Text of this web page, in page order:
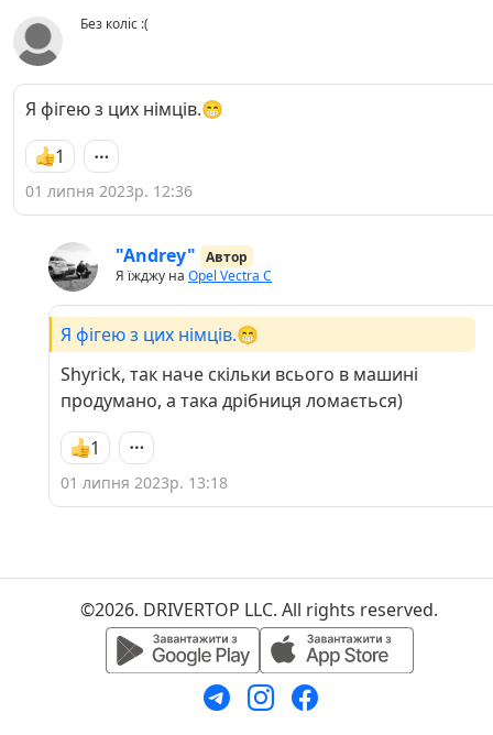
Без коліс :(
Я фігею з цих німців.😁
1
01 липня 2023р. 12:36
"Andrey" Автор
Я їжджу на Opel Vectra C
Я фігею з цих німців.😁
Shyrick, так наче скільки всього в машині
продумано, а така дрібниця ломається)
1
01 липня 2023р. 13:18
©2026. DRIVERTOP LLC. All rights reserved.